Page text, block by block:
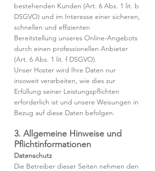
bestehenden Kunden (Art. 6 Abs. 1 lit. b
DSGVO) und im Interesse einer sicheren,
schnellen und effizienten
Bereitstellung unseres Online-Angebots
durch einen professionellen Anbieter
(Art. 6 Abs. 1 lit. f DSGVO).
Unser Hoster wird Ihre Daten nur
insoweit verarbeiten, wie dies zur
Erfüllung seiner Leistungspflichten
erforderlich ist und unsere Weisungen in
Bezug auf diese Daten befolgen.
3. Allgemeine Hinweise und
Pflichtinformationen
Datenschutz
Die Betreiber dieser Seiten nehmen den